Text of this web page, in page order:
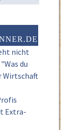
nicht
du
Wirtschaft
Extra-